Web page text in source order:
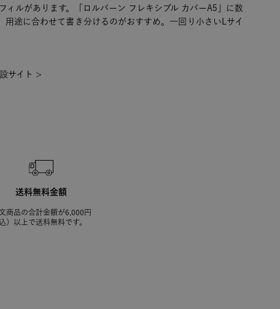
ィルがあります。「ロルバーン フレキシブル カバーA5」に数
用途に合わせて書き分けるのがおすすめ。一回り小さいLサイ
サイト >
送料無料金額
商品の合計金額が6,000円
込）以上で送料無料です。